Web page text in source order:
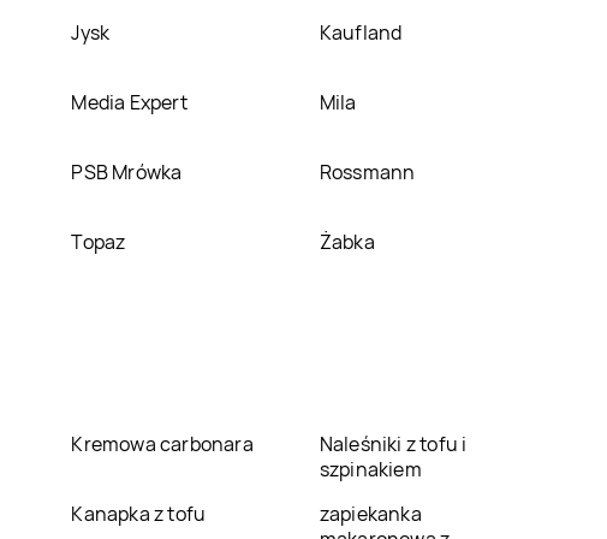
Jysk Kaufland
Media Expert Mila
PSB Mrówka Rossmann
Topaz Żabka
Kremowa carbonara
Naleśniki z tofu i
szpinakiem
Kanapka z tofu
zapiekanka